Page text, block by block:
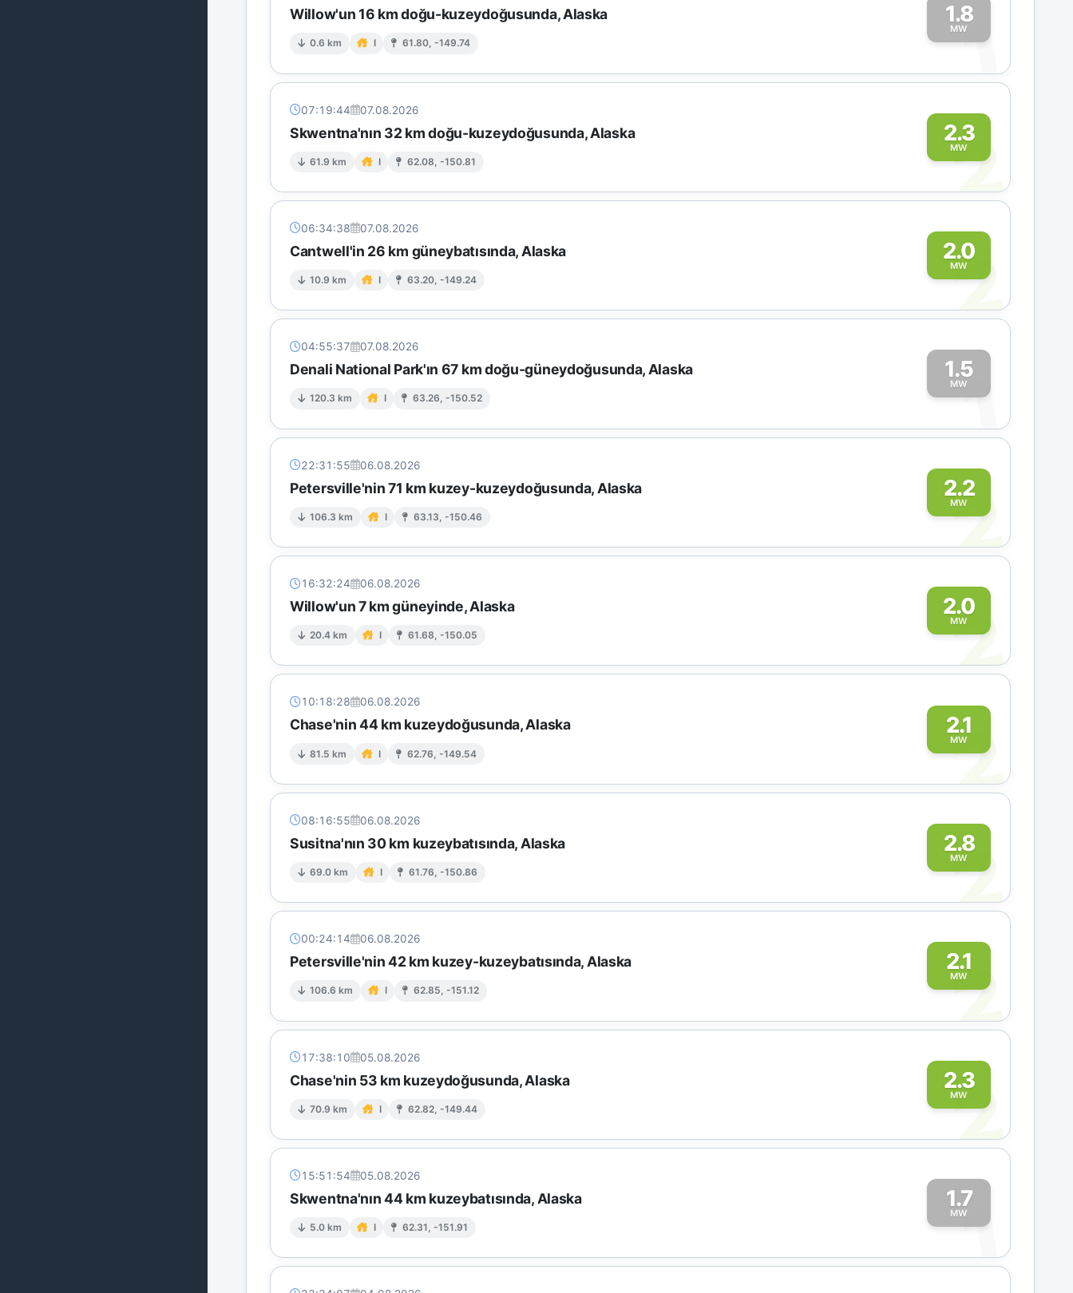
Willow'un 16 km doğu-kuzeydoğusunda, Alaska
0.6 km I 61.80, -149.74
1.8
MW
1
07:19:44 07.08.2026
Skwentna'nın 32 km doğu-kuzeydoğusunda, Alaska
61.9 km I 62.08, -150.81
2.3
MW
2
06:34:38 07.08.2026
Cantwell'in 26 km güneybatısında, Alaska
10.9 km I 63.20, -149.24
2.0
MW
2
04:55:37 07.08.2026
Denali National Park'ın 67 km doğu-güneydoğusunda, Alaska
120.3 km I 63.26, -150.52
1.5
MW
1
22:31:55 06.08.2026
Petersville'nin 71 km kuzey-kuzeydoğusunda, Alaska
106.3 km I 63.13, -150.46
2.2
MW
2
16:32:24 06.08.2026
Willow'un 7 km güneyinde, Alaska
20.4 km I 61.68, -150.05
2.0
MW
2
10:18:28 06.08.2026
Chase'nin 44 km kuzeydoğusunda, Alaska
81.5 km I 62.76, -149.54
2.1
MW
2
08:16:55 06.08.2026
Susitna'nın 30 km kuzeybatısında, Alaska
69.0 km I 61.76, -150.86
2.8
MW
2
00:24:14 06.08.2026
Petersville'nin 42 km kuzey-kuzeybatısında, Alaska
106.6 km I 62.85, -151.12
2.1
MW
2
17:38:10 05.08.2026
Chase'nin 53 km kuzeydoğusunda, Alaska
70.9 km I 62.82, -149.44
2.3
MW
2
15:51:54 05.08.2026
Skwentna'nın 44 km kuzeybatısında, Alaska
5.0 km I 62.31, -151.91
1.7
MW
1